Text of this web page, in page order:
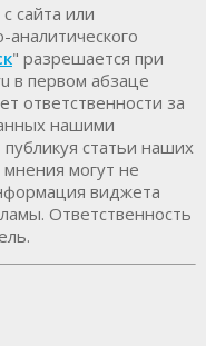
сайта или
" разрешается при
в первом абзаце
ответственности за
нашими
статьи наших
могут не
виджета
Ответственность